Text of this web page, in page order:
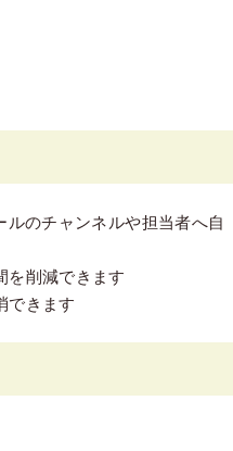
のチャンネルや担当者へ自
を削減できます
できます